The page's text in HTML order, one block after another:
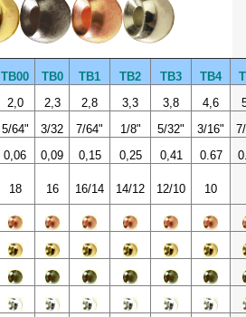
TB00 TB0 TB1 TB2 TB3 TB4
2,0 2,3 2,8 3,3 3,8 4,6
5/64" 3/32 7/64" 1/8" 5/32" 3/16"
0,06 0,09 0,15 0,25 0,41 0.67
18 16 16/14 14/12 12/10 10